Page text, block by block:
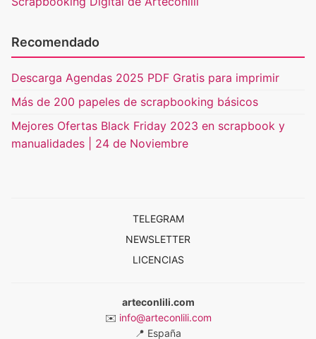
Recomendado
Descarga Agendas 2025 PDF Gratis para imprimir
Más de 200 papeles de scrapbooking básicos
Mejores Ofertas Black Friday 2023 en scrapbook y
manualidades | 24 de Noviembre
TELEGRAM
NEWSLETTER
LICENCIAS
arteconlili.com
✉️ info@arteconlili.com
📍 España